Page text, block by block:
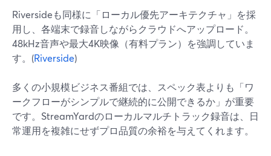
Riversideも同様に「ローカル優先アーキテクチャ」を採
用し、各端末で録音しながらクラウドへアップロード。
48kHz音声や最大4K映像（有料プラン）を強調していま
す。(Riverside)
多くの小規模ビジネス番組では、スペック表よりも「ワ
ークフローがシンプルで継続的に公開できるか」が重要
です。StreamYardのローカルマルチトラック録音は、日
常運用を複雑にせずプロ品質の余裕を与えてくれます。